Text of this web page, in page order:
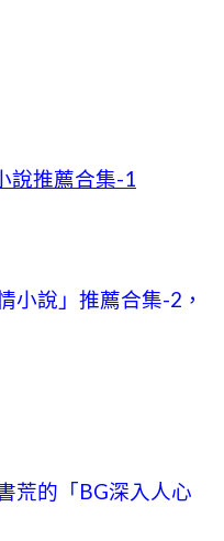
說推薦合集-1
小說」推薦合集-2，
荒的「BG深入人心